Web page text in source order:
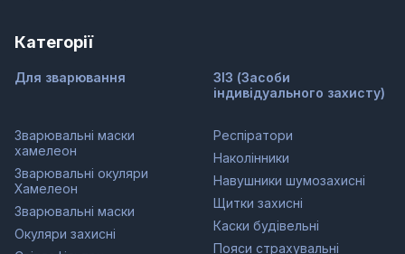
Категорії
Для зварювання
Зварювальні маски
хамелеон
Зварювальні окуляри
Хамелеон
Зварювальні маски
Окуляри захисні
ЗІЗ (Засоби
індивідуального захисту)
Респіратори
Наколінники
Навушники шумозахисні
Щитки захисні
Каски будівельні
Пояси страхувальні